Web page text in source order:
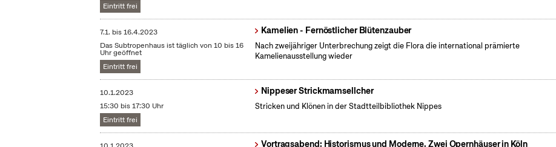
Eintritt frei
7.1. bis16.4.2023
Das Subtropenhaus ist täglich von 10 bis 16
Uhr geöffnet
Eintritt frei
Kamelien - Fernöstlicher Blütenzauber
Nach zweijähriger Unterbrechung zeigt die Flora die international prämierte
Kamelienausstellung wieder
10.1.2023
15:30 bis 17:30 Uhr
Eintritt frei
Nippeser Strickmamsellcher
Stricken und Klönen in der Stadtteilbibliothek Nippes
Vortragsabend: Historismus und Moderne. Zwei Opernhäuser in Köln